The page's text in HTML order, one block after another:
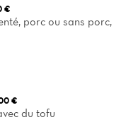
€
porc ou sans porc,
€
du tofu